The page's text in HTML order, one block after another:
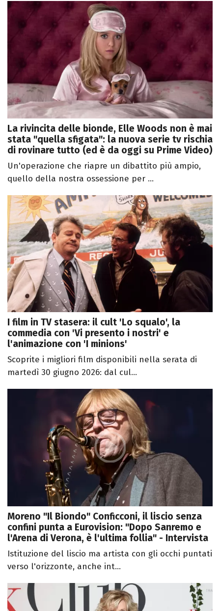
La rivincita delle bionde, Elle Woods non è mai
stata "quella sfigata": la nuova serie tv rischia
di rovinare tutto (ed è da oggi su Prime Video)
Un'operazione che riapre un dibattito più ampio,
quello della nostra ossessione per ...
I film in TV stasera: il cult 'Lo squalo', la
commedia con 'Vi presento i nostri' e
l'animazione con 'I minions'
Scoprite i migliori film disponibili nella serata di
martedì 30 giugno 2026: dal cul...
Moreno "Il Biondo" Conficconi, il liscio senza
confini punta a Eurovision: "Dopo Sanremo e
l'Arena di Verona, è l'ultima follia" - Intervista
Istituzione del liscio ma artista con gli occhi puntati
verso l'orizzonte, anche int...